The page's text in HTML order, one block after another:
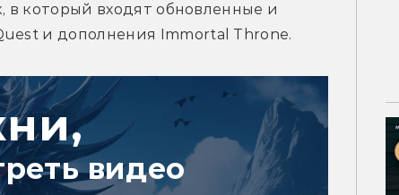
в который входят обновленные и
и дополнения Immortal Throne.
видео